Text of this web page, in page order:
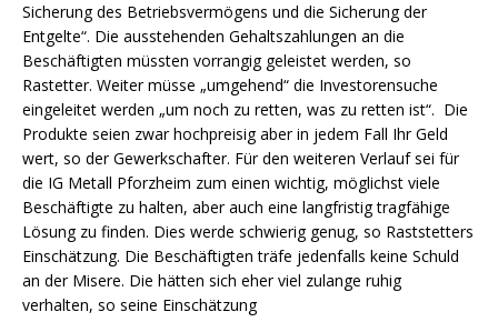
Sicherung des Betriebsvermögens und die Sicherung der
Entgelte“. Die ausstehenden Gehaltszahlungen an die
Beschäftigten müssten vorrangig geleistet werden, so
Rastetter. Weiter müsse „umgehend“ die Investorensuche
eingeleitet werden „um noch zu retten, was zu retten ist“. Die
Produkte seien zwar hochpreisig aber in jedem Fall Ihr Geld
wert, so der Gewerkschafter. Für den weiteren Verlauf sei für
die IG Metall Pforzheim zum einen wichtig, möglichst viele
Beschäftigte zu halten, aber auch eine langfristig tragfähige
Lösung zu finden. Dies werde schwierig genug, so Raststetters
Einschätzung. Die Beschäftigten träfe jedenfalls keine Schuld
an der Misere. Die hätten sich eher viel zulange ruhig
verhalten, so seine Einschätzung